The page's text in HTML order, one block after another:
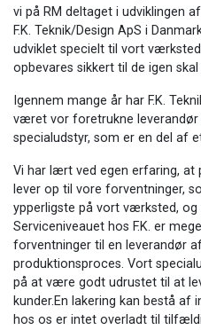
vi på RM deltaget i udviklingen
F.K. Teknik/Design ApS i
udviklet specielt til vort
opbevares sikkert til de igen
Igennem mange år har F.K.
været vor foretrukne
specialudstyr, som er en del af
Vi har lært ved egen erfaring, at
lever op til vore forventninger,
ypperligste på vort værksted,
Serviceniveauet hos F.K. er
forventninger til en leverandør
produktionsproces. Vort
på at være godt udrustet til at
kunder.​En lakering kan bestå af
hos os er intet overladt til